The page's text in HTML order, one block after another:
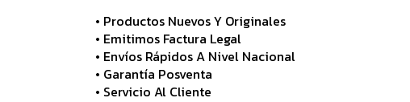
• Productos Nuevos Y Originales
• Emitimos Factura Legal
• Envíos Rápidos A Nivel Nacional
• Garantía Posventa
• Servicio Al Cliente